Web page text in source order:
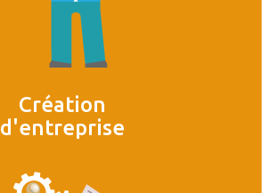
Création
d'entreprise